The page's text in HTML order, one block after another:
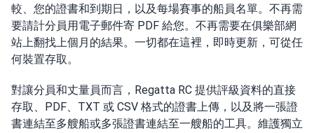
較、您的證書和到期日，以及每場賽事的船員名單。不再需
要請計分員用電子郵件寄 PDF 給您。不再需要在俱樂部網
站上翻找上個月的結果。一切都在這裡，即時更新，可從任
何裝置存取。
對讓分員和丈量員而言，Regatta RC 提供評級資料的直接
存取、PDF、TXT 或 CSV 格式的證書上傳，以及將一張證
書連結至多艘船或多張證書連結至一艘船的工具。維護獨立